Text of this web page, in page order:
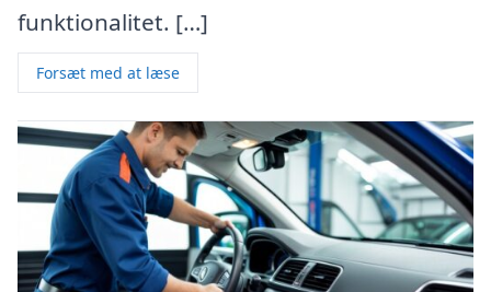
funktionalitet. […]
Forsæt med at læse